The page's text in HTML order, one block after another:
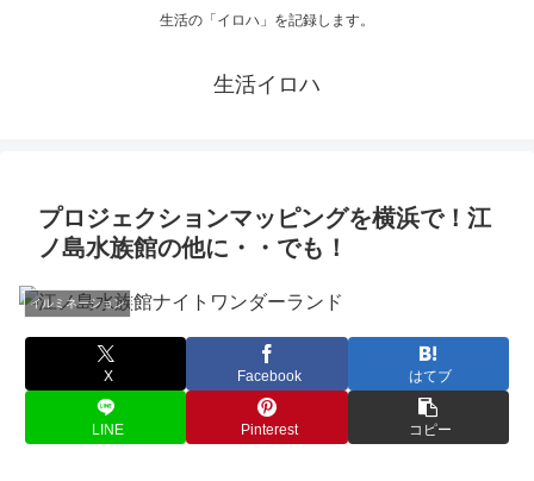
生活の「イロハ」を記録します。
生活イロハ
プロジェクションマッピングを横浜で！江
ノ島水族館の他に・・でも！
イルミネーション
X Facebook はてブ
LINE Pinterest コピー